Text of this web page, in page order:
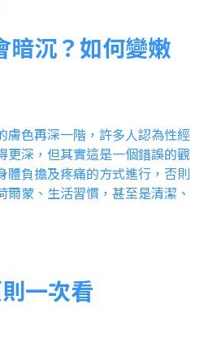
暗沉？如何變嫩
膚色再深一階，許多人認為性經
更深，但其實這是一個錯誤的觀
體負擔及疼痛的方式進行，否則
蒙、生活習慣，甚至是清潔、
一次看